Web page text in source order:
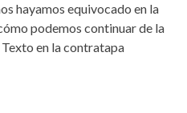
hayamos equivocado en la
podemos continuar de la
en la contratapa